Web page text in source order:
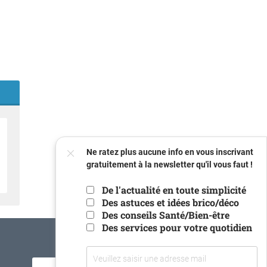
Ne ratez plus aucune info en vous inscrivant
gratuitement à la newsletter qu'il vous faut !
De l'actualité en toute simplicité
Des astuces et idées brico/déco
Des conseils Santé/Bien-être
Des services pour votre quotidien